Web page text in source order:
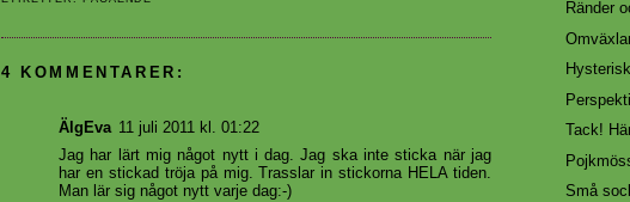
4 KOMMENTARER:
ÄlgEva 11 juli 2011 kl. 01:22
Jag har lärt mig något nytt i dag. Jag ska inte sticka när jag
har en stickad tröja på mig. Trasslar in stickorna HELA tiden.
Man lär sig något nytt varje dag:-)
Ränder
Tack!
Små